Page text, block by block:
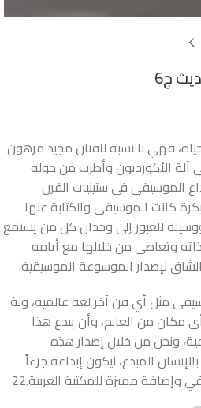
ج6
فهي بالنسبة للفنان مجيد مرهون
آلة الأكورديون وأطرب من حوله
الموسيقي في ستينيات القرن
كانت الموسيقى والكتابة عنها
للعبور إلى وجدان كل من يستمع
وتعاطى من خلالها مع أيامه
لإصدار الموسوعة الموسيقية.
مثل أي فن آخر لغة عالمية، ونهُ
مكان من العالم، وأن يبدع هذا
ونحن من خلال إصدار هذه
المبدع، ليكون إبداعه جزءاً
مميزة للمكتبة العربية.22